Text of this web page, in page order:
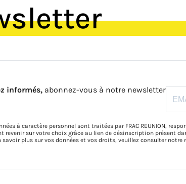
informés, abonnez-vous à notre newsletter
à caractère personnel sont traitées par FRAC REUNION,
revenir sur votre choix grâce au lien de désinscription présent
savoir plus sur vos données et vos droits, veuillez consulter notre